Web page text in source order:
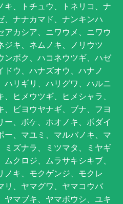
キ、トチュウ、トネリコ、ナ
、ナナカマド、ナンキンハ
カシア、ニワウメ、ニワウ
ジキ、ネムノキ、ノリウツ
ンボク、ハコネウツギ、ハゼ
ドウ、ハナズオウ、ハナノ
ハリギリ、ハリグワ、ハルニ
ヒメウツギ、ヒメシャラ、
、ビヨウヤナギ、ブナ、フヨ
、ボケ、ホオノキ、ボダイ
ー、マユミ、マルバノキ、マ
ミズナラ、ミツマタ、ミヤギ
クロジ、ムラサキシキブ、
ノキ、モクゲンジ、モクレ
リ、ヤマグワ、ヤマコウバ
ヤマブキ、ヤマボウシ、ユキ